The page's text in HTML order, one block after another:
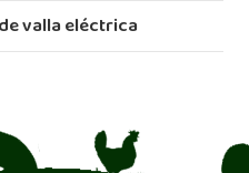
valla eléctrica